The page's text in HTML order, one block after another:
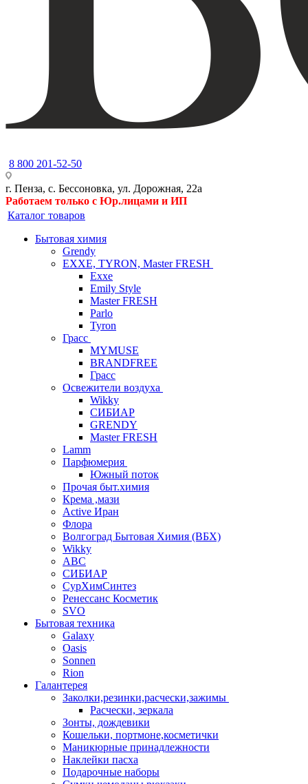
8 800 201-52-50
г. Пенза, с. Бессоновка, ул. Дорожная, 22а
Работаем только с Юр.лицами и ИП
Каталог товаров
Бытовая химия
Grendy
EXXE, TYRON, Master FRESH
Exxe
Emily Style
Master FRESH
Parlo
Tyron
Грасс
MYMUSE
BRANDFREE
Грасс
Освежители воздуха
Wikky
СИБИАР
GRENDY
Master FRESH
Lamm
Парфюмерия
Южный поток
Прочая быт.химия
Крема ,мази
Аctive Иран
Флора
Волгоград Бытовая Химия (ВБХ)
Wikky
АВС
СИБИАР
СурХимСинтез
Ренессанс Косметик
SVO
Бытовая техника
Galaxy
Oasis
Sonnen
Rion
Галантерея
Заколки,резинки,расчески,зажимы
Расчески, зеркала
Зонты, дождевики
Кошельки, портмоне,косметички
Маникюрные принадлежности
Наклейки пасха
Подарочные наборы